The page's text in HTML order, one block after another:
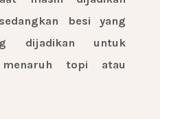
besi yang
dijadikan untuk
topi atau